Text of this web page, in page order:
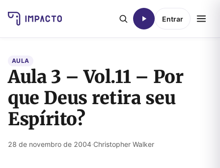
Entrar
AULA
Aula 3 – Vol.11 – Por
que Deus retira seu
Espírito?
28 de novembro de 2004·Christopher Walker